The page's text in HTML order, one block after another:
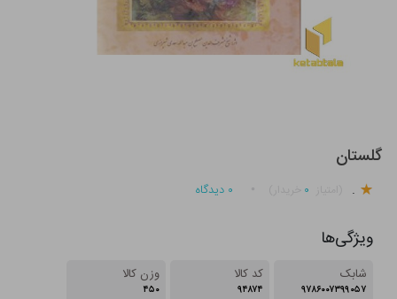
گلستان
. ۰ ۰ دیدگاه
ویژگی‌ها
شابک
۹۷۸۶۰۰۷۳۹۹۰۵۷
کد کالا
۹۴۸۷۴
وزن کالا
۴۵۰